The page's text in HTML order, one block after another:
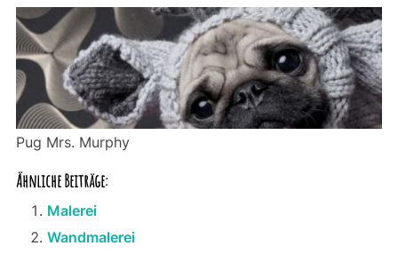
Pug Mrs. Murphy
Ähnliche Beiträge:
Malerei
Wandmalerei